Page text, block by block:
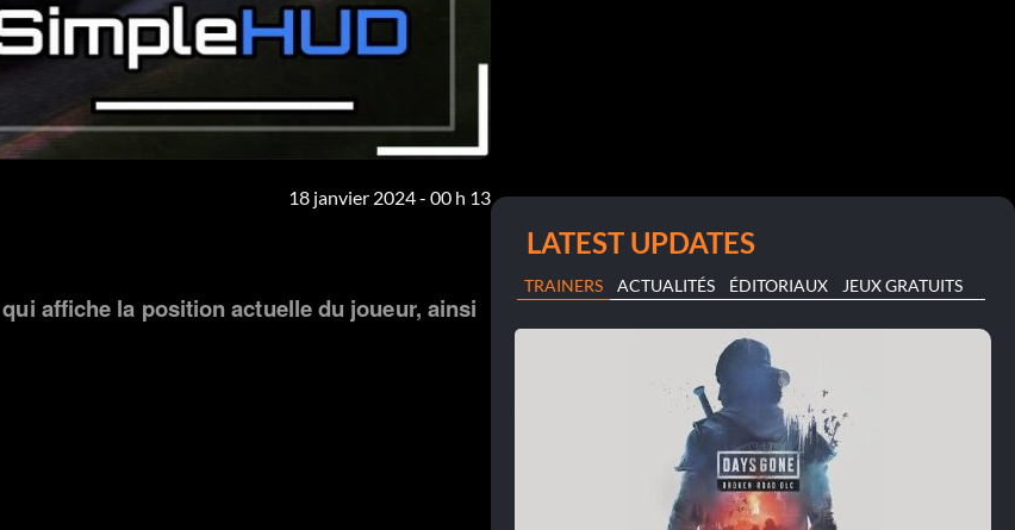
18 janvier 2024 - 00 h 13
affiche la position actuelle du joueur, ainsi
LATEST UPDATES
TRAINERS ACTUALITÉS ÉDITORIAUX JEUX GRATUITS